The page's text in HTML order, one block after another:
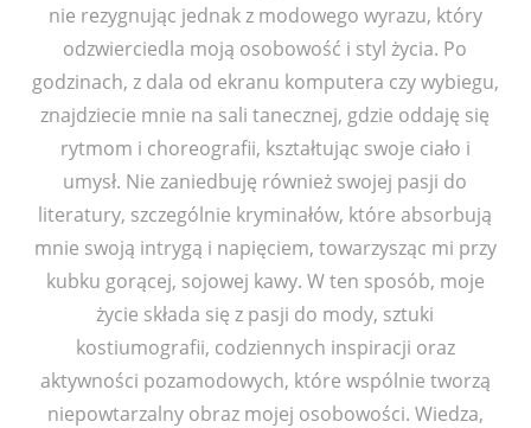
nie rezygnując jednak z modowego wyrazu, który
odzwierciedla moją osobowość i styl życia. Po
godzinach, z dala od ekranu komputera czy wybiegu,
znajdziecie mnie na sali tanecznej, gdzie oddaję się
rytmom i choreografii, kształtując swoje ciało i
umysł. Nie zaniedbuję również swojej pasji do
literatury, szczególnie kryminałów, które absorbują
mnie swoją intrygą i napięciem, towarzysząc mi przy
kubku gorącej, sojowej kawy. W ten sposób, moje
życie składa się z pasji do mody, sztuki
kostiumografii, codziennych inspiracji oraz
aktywności pozamodowych, które wspólnie tworzą
niepowtarzalny obraz mojej osobowości. Wiedza,